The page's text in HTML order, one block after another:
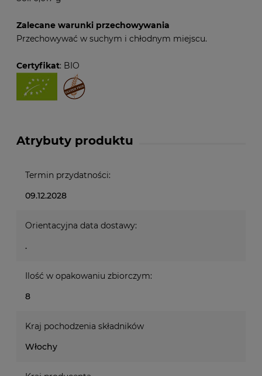
Zalecane warunki przechowywania
Przechowywać w suchym i chłodnym miejscu.
Certyfikat: BIO
Atrybuty produktu
Termin przydatności:
09.12.2028
Orientacyjna data dostawy:
.
Ilość w opakowaniu zbiorczym:
8
Kraj pochodzenia składników
Włochy